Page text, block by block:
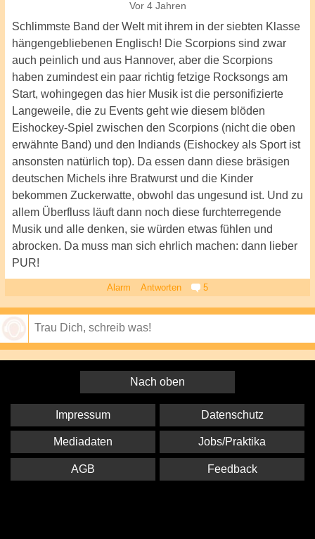
Vor 4 Jahren
Schlimmste Band der Welt mit ihrem in der siebten Klasse
hängengebliebenen Englisch! Die Scorpions sind zwar
auch peinlich und aus Hannover, aber die Scorpions
haben zumindest ein paar richtig fetzige Rocksongs am
Start, wohingegen das hier Musik ist die personifizierte
Langeweile, die zu Events geht wie diesem blöden
Eishockey-Spiel zwischen den Scorpions (nicht die oben
erwähnte Band) und den Indiands (Eishockey als Sport ist
ansonsten natürlich top). Da essen dann diese bräsigen
deutschen Michels ihre Bratwurst und die Kinder
bekommen Zuckerwatte, obwohl das ungesund ist. Und zu
allem Überfluss läuft dann noch diese furchterregende
Musik und alle denken, sie würden etwas fühlen und
abrocken. Da muss man sich ehrlich machen: dann lieber
PUR!
Alarm Antworten 5
Nach oben
Impressum Datenschutz
Mediadaten Jobs/Praktika
AGB Feedback